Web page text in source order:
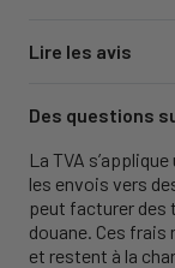
Lire les avis
Des questions
La TVA
les envois vers
peut facturer des
douane. Ces frais
et restent à la